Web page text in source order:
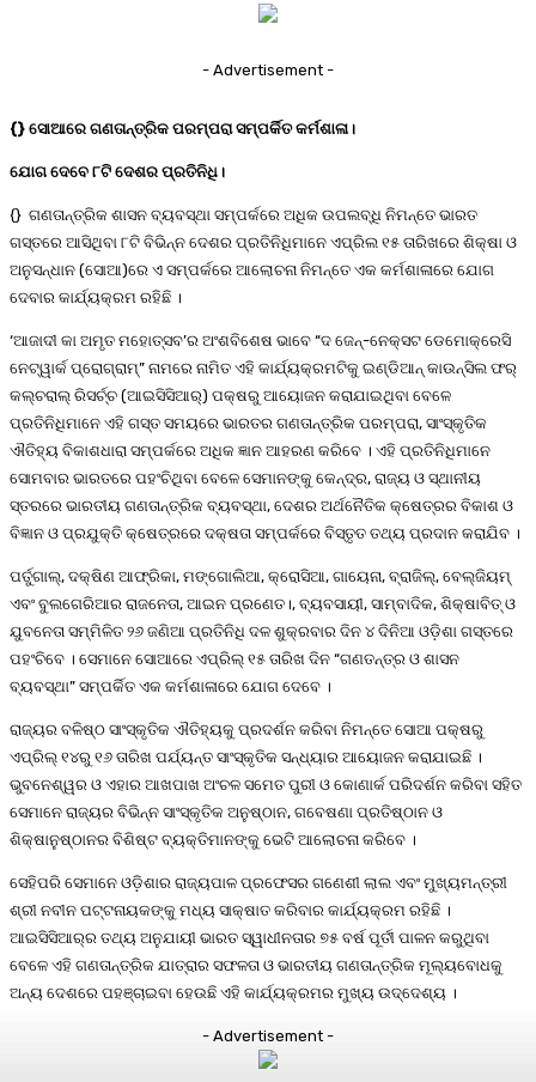
- Advertisement -
{} ସୋଆରେ ଗଣତାନ୍ତ୍ରିକ ପରମ୍ପରା ସମ୍ପର୍କିତ କର୍ମଶାଳା।
ଯୋଗ ଦେବେ ୮ଟି ଦେଶର ପ୍ରତିନିଧି।
{} ଗଣତାନ୍ତ୍ରିକ ଶାସନ ବ୍ୟବସ୍ଥା ସମ୍ପର୍କରେ ଅଧିକ ଉପଲବ୍ଧି ନିମନ୍ତେ ଭାରତ
ଗସ୍ତରେ ଆସିଥିବା ୮ଟି ବିଭିନ୍ନ ଦେଶର ପ୍ରତିନିଧିମାନେ ଏପ୍ରିଲ ୧୫ ତାରିଖରେ ଶିକ୍ଷା ଓ
ଅନୁସନ୍ଧାନ (ସୋଆ)ରେ ଏ ସମ୍ପର୍କରେ ଆଲୋଚନା ନିମନ୍ତେ ଏକ କର୍ମଶାଳାରେ ଯୋଗ
ଦେବାର କାର୍ଯ୍ୟକ୍ରମ ରହିଛି ।
‘ଆଜାଦୀ କା ଅମୃତ ମହୋତ୍ସବ’ର ଅଂଶବିଶେଷ ଭାବେ “ଦ ଜେନ୍‌-ନେକ୍ସଟ ଡେମୋକ୍ରେସି
ନେଟ୍‌ୱାର୍କ ପ୍ରୋଗ୍ରାମ୍‌” ନାମରେ ନାମିତ ଏହି କାର୍ଯ୍ୟକ୍ରମଟିକୁ ଇଣ୍ଡିଆନ୍ କାଉନ୍‌ସିଲ ଫର୍
କଲ୍‌ଚରାଲ୍ ରିସର୍ଚ୍ଚ (ଆଇସିସିଆର୍‌) ପକ୍ଷରୁ ଆୟୋଜନ କରାଯାଇଥିବା ବେଳେ
ପ୍ରତିନିଧିମାନେ ଏହି ଗସ୍ତ ସମୟରେ ଭାରତର ଗଣତାନ୍ତ୍ରିକ ପରମ୍ପରା, ସାଂସ୍କୃତିକ
ଐତିହ୍ୟ ବିକାଶଧାରା ସମ୍ପର୍କରେ ଅଧିକ ଜ୍ଞାନ ଆହରଣ କରିବେ । ଏହି ପ୍ରତିନିଧିମାନେ
ସୋମବାର ଭାରତରେ ପହଂଚିଥିବା ବେଳେ ସେମାନଙ୍କୁ କେନ୍ଦ୍ର, ରାଜ୍ୟ ଓ ସ୍ଥାନୀୟ
ସ୍ତରରେ ଭାରତୀୟ ଗଣତାନ୍ତ୍ରିକ ବ୍ୟବସ୍ଥା, ଦେଶର ଅର୍ଥନୈତିକ କ୍ଷେତ୍ରର ବିକାଶ ଓ
ବିଜ୍ଞାନ ଓ ପ୍ରଯୁକ୍ତି କ୍ଷେତ୍ରରେ ଦକ୍ଷତା ସମ୍ପର୍କରେ ବିସ୍ତୃତ ତଥ୍ୟ ପ୍ରଦାନ କରାଯିବ ।
ପର୍ତୁଗାଲ୍‌, ଦକ୍ଷିଣ ଆଫ୍ରିକା, ମଙ୍ଗୋଲିଆ, କ୍ରୋସିଆ, ଗାୟେନା, ବ୍ରାଜିଲ୍‌, ବେଲ୍‌ଜିୟମ୍
ଏବଂ ବୁଲଗେରିଆର ରାଜନେତା, ଆଇନ ପ୍ରଣେତ।, ବ୍ୟବସାୟୀ, ସାମ୍ବାଦିକ, ଶିକ୍ଷାବିତ୍‌ ଓ
ଯୁବନେତା ସମ୍ମିଳିତ ୨୬ ଜଣିଆ ପ୍ରତିନିଧି ଦଳ ଶୁକ୍ରବାର ଦିନ ୪ ଦିନିଆ ଓଡ଼ିଶା ଗସ୍ତରେ
ପହଂଚିବେ । ସେମାନେ ସୋଆରେ ଏପ୍ରିଲ୍ ୧୫ ତାରିଖ ଦିନ “ଗଣତନ୍ତ୍ର ଓ ଶାସନ
ବ୍ୟବସ୍ଥା” ସମ୍ପର୍କିତ ଏକ କର୍ମଶାଳାରେ ଯୋଗ ଦେବେ ।
ରାଜ୍ୟର ବଳିଷ୍ଠ ସାଂସ୍କୃତିକ ଐତିହ୍ୟକୁ ପ୍ରଦର୍ଶନ କରିବା ନିମନ୍ତେ ସୋଆ ପକ୍ଷରୁ
ଏପ୍ରିଲ୍ ୧୪ରୁ ୧୬ ତାରିଖ ପର୍ଯ୍ୟନ୍ତ ସାଂସ୍କୃତିକ ସନ୍ଧ୍ୟାର ଆୟୋଜନ କରାଯାଇଛି ।
ଭୁବନେଶ୍ୱର ଓ ଏହାର ଆଖପାଖ ଅଂଚଳ ସମେତ ପୁରୀ ଓ କୋଣାର୍କ ପରିଦର୍ଶନ କରିବା ସହିତ
ସେମାନେ ରାଜ୍ୟର ବିଭିନ୍ନ ସାଂସ୍କୃତିକ ଅନୁଷ୍ଠାନ, ଗବେଷଣା ପ୍ରତିଷ୍ଠାନ ଓ
ଶିକ୍ଷାନୁଷ୍ଠାନର ବିଶିଷ୍ଟ ବ୍ୟକ୍ତିମାନଙ୍କୁ ଭେଟି ଆଲୋଚନା କରିବେ ।
ସେହିପରି ସେମାନେ ଓଡ଼ିଶାର ରାଜ୍ୟପାଳ ପ୍ରଫେସର ଗଣେଶୀ ଲାଲ ଏବଂ ମୁଖ୍ୟମନ୍ତ୍ରୀ
ଶ୍ରୀ ନବୀନ ପଟ୍ଟନାୟକଙ୍କୁ ମଧ୍ୟ ସାକ୍ଷାତ କରିବାର କାର୍ଯ୍ୟକ୍ରମ ରହିଛି ।
ଆଇସିସିଆର୍‌ର ତଥ୍ୟ ଅନୁଯାୟୀ ଭାରତ ସ୍ୱାଧୀନତାର ୭୫ ବର୍ଷ ପୂର୍ତୀ ପାଳନ କରୁଥିବା
ବେଳେ ଏହି ଗଣତାନ୍ତ୍ରିକ ଯାତ୍ରାର ସଫଳତା ଓ ଭାରତୀୟ ଗଣତାନ୍ତ୍ରିକ ମୂଲ୍ୟବୋଧକୁ
ଅନ୍ୟ ଦେଶରେ ପହଞ୍ଚାଇବା ହେଉଛି ଏହି କାର୍ଯ୍ୟକ୍ରମର ମୁଖ୍ୟ ଉଦ୍ଦେଶ୍ୟ ।
- Advertisement -